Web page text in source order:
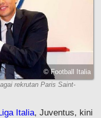
© Football Italia
rekrutan Paris Saint-
Italia, Juventus, kini